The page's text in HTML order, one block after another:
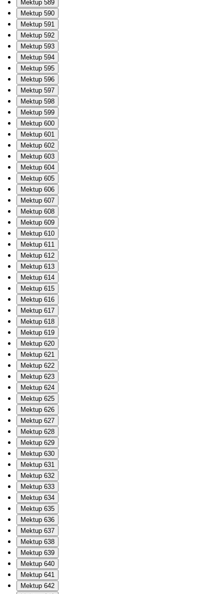
Mektup 589
Mektup 590
Mektup 591
Mektup 592
Mektup 593
Mektup 594
Mektup 595
Mektup 596
Mektup 597
Mektup 598
Mektup 599
Mektup 600
Mektup 601
Mektup 602
Mektup 603
Mektup 604
Mektup 605
Mektup 606
Mektup 607
Mektup 608
Mektup 609
Mektup 610
Mektup 611
Mektup 612
Mektup 613
Mektup 614
Mektup 615
Mektup 616
Mektup 617
Mektup 618
Mektup 619
Mektup 620
Mektup 621
Mektup 622
Mektup 623
Mektup 624
Mektup 625
Mektup 626
Mektup 627
Mektup 628
Mektup 629
Mektup 630
Mektup 631
Mektup 632
Mektup 633
Mektup 634
Mektup 635
Mektup 636
Mektup 637
Mektup 638
Mektup 639
Mektup 640
Mektup 641
Mektup 642